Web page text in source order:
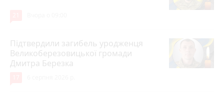
Підтвердили загибель уродженця
Великоберезовицької громади
Дмитра Березка